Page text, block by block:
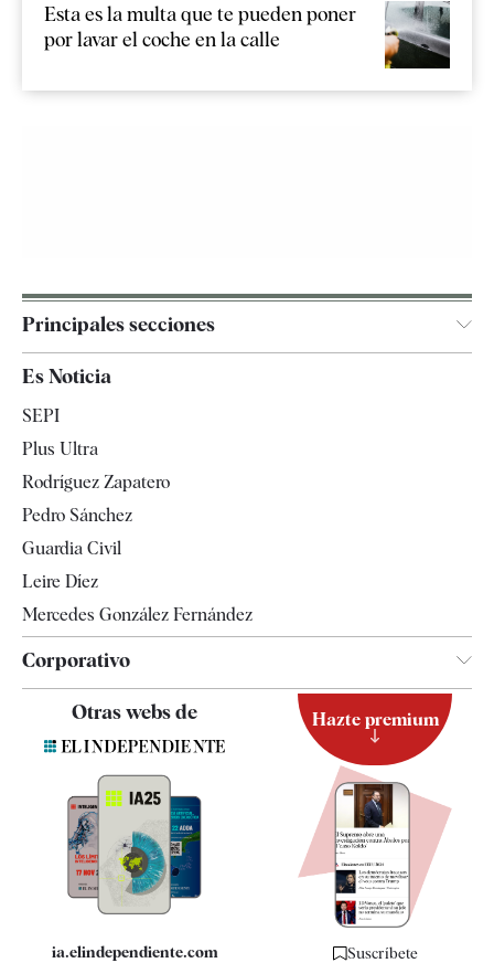
Esta es la multa que te pueden poner
por lavar el coche en la calle
Principales secciones
España
Televisión
Es Noticia
SEPI
Plus Ultra
Rodríguez Zapatero
Pedro Sánchez
Guardia Civil
Leire Díez
Mercedes González Fernández
Corporativo
Contacto
Quiénes somos
Especificaciones
Otras webs de
ia.elindependiente.com
Hazte premium
Suscríbete